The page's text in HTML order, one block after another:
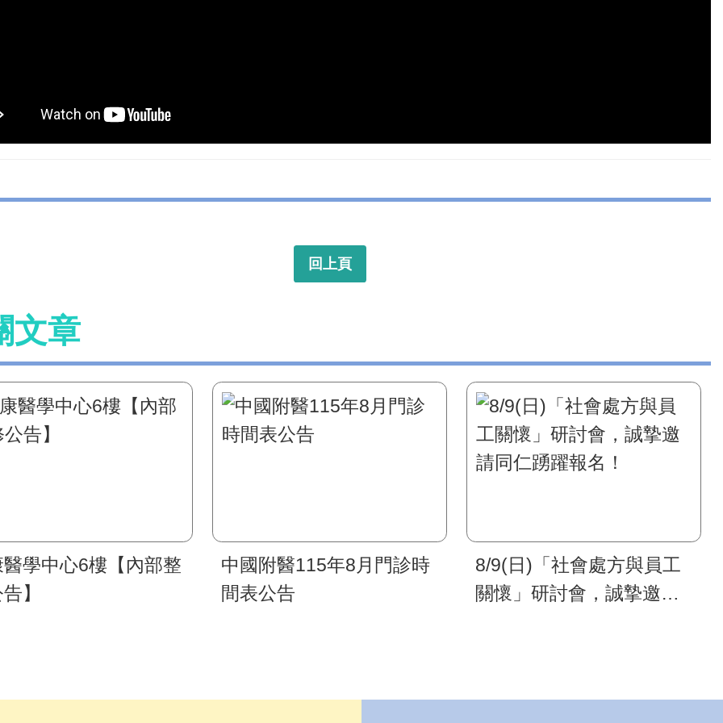
回上頁
文章
學中心6樓【內部整
】
中國附醫115年8月門診時
間表公告
8/9(日)「社會處方與員工
關懷」研討會，誠摯邀請